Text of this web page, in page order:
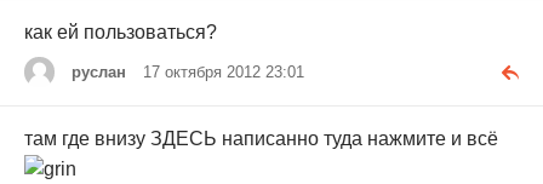
как ей пользоваться?
руслан 17 октября 2012 23:01
там где внизу ЗДЕСЬ написанно туда нажмите и всё